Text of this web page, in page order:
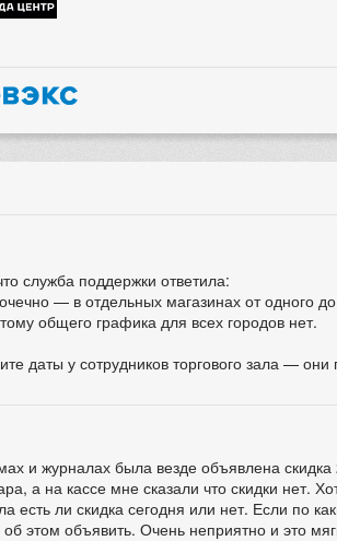
служба поддержки ответила:
— в отдельных магазинах от одного до
общего графика для всех городов нет.
даты у сотрудников торгового зала — они
и журналах была везде объявлена скидка
а на кассе мне сказали что скидки нет.
ли скидка сегодня или нет. Если по
этом объявить. Очень неприятно и это